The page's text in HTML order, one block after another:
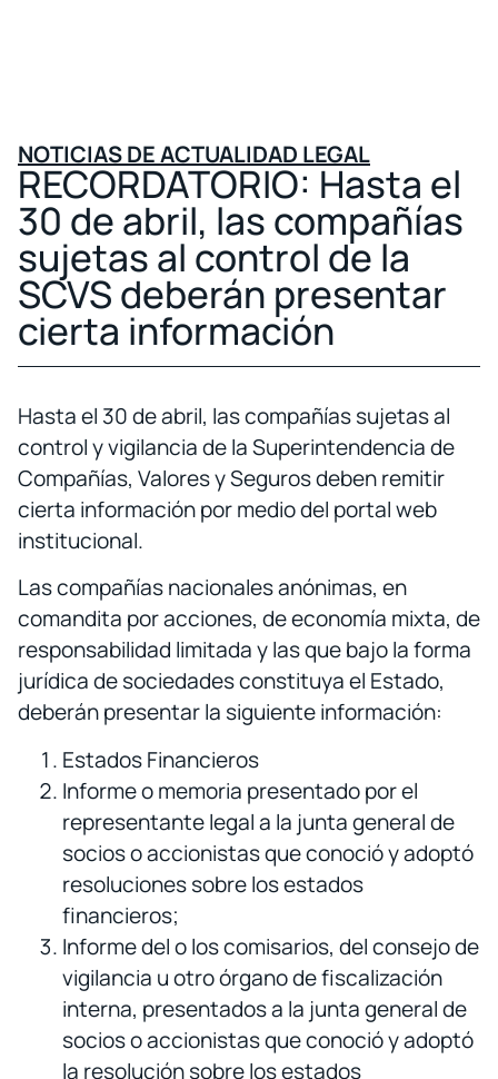
NOTICIAS DE ACTUALIDAD LEGAL
RECORDATORIO: Hasta el
30 de abril, las compañías
sujetas al control de la
SCVS deberán presentar
cierta información
Hasta el 30 de abril, las compañías sujetas al
control y vigilancia de la Superintendencia de
Compañías, Valores y Seguros deben remitir
cierta información por medio del portal web
institucional.
Las compañías nacionales anónimas, en
comandita por acciones, de economía mixta, de
responsabilidad limitada y las que bajo la forma
jurídica de sociedades constituya el Estado,
deberán presentar la siguiente información:
Estados Financieros
Informe o memoria presentado por el
representante legal a la junta general de
socios o accionistas que conoció y adoptó
resoluciones sobre los estados
financieros;
Informe del o los comisarios, del consejo de
vigilancia u otro órgano de fiscalización
interna, presentados a la junta general de
socios o accionistas que conoció y adoptó
la resolución sobre los estados